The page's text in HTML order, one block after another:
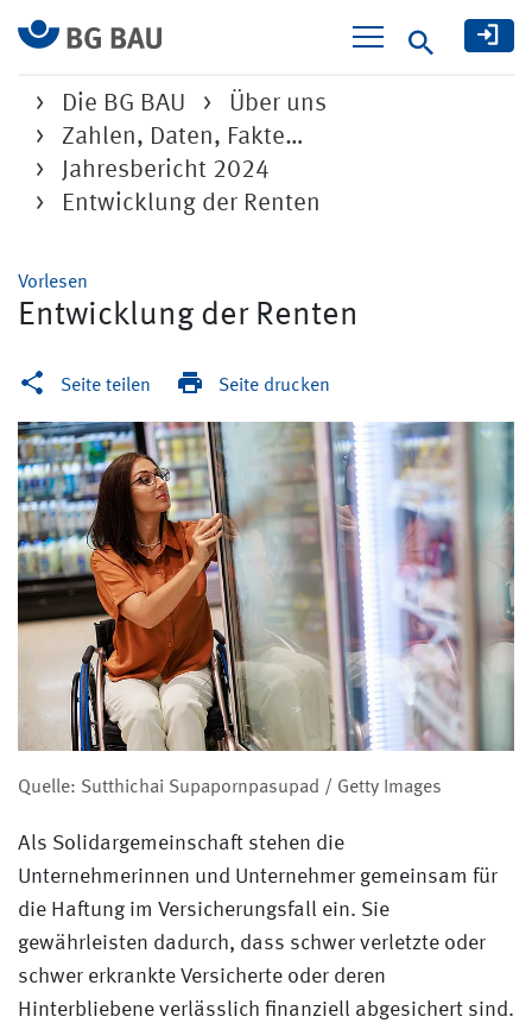
Suche
Die BG BAU
Über uns
Zahlen, Daten, Fakte…
Jahresbericht 2024
Entwicklung der Renten
Vorlesen
Entwicklung der Renten
Seite teilen Seite drucken
Quelle: Sutthichai Supapornpasupad / Getty Images
Als Solidargemeinschaft stehen die
Unternehmerinnen und Unternehmer gemeinsam für
die Haftung im Versicherungsfall ein. Sie
gewährleisten dadurch, dass schwer verletzte oder
schwer erkrankte Versicherte oder deren
Hinterbliebene verlässlich finanziell abgesichert sind.